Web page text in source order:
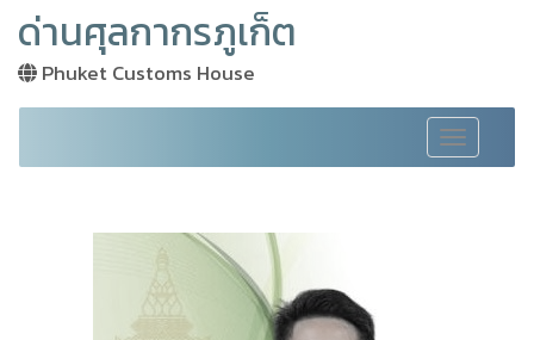
ด่านศุลกากรภูเก็ต
Phuket Customs House
Toggle
navigation